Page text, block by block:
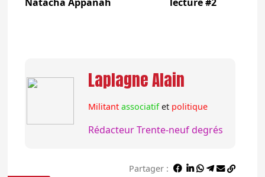
Laplagne Alain
Militant associatifetpolitique
Rédacteur Trente-neuf degrés
Partager :